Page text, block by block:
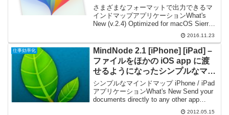
に役立つマインドマップアプリケ
ーション
さまざまなフォーマットで出力できるマ
インドマップアプリケーションWhat's
New (v.2.4) Optimized for macOS Sierra
MindNode is fully optimized for macOS
2016.11.23
仕事効率化
MindNode 2.1 [iPhone] [iPad] –
ファイルをほかの iOS app に渡
せるようになったシンプルなマイ
ンドマップアプリケーション
シンプルなマインドマップ iPhone / iPad
アプリケーションWhat's New Send your
documents directly to any other app
2012.05.15